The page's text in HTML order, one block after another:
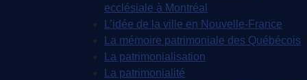
ecclésiale à Montréal
L’idée de la ville en Nouvelle-France
La mémoire patrimoniale des Québécois
La patrimonialisation
La patrimonialité